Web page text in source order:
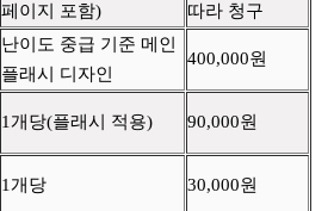
페이지 포함)
따라 청구
난이도 중급 기준 메인
플래시 디자인
400,000원
1개당(플래시 적용) 90,000원
1개당 30,000원